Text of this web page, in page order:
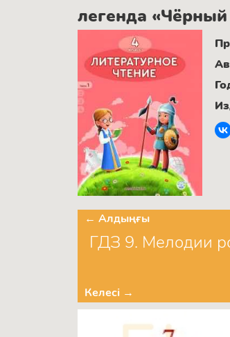
легенда
← Алдыңғы
ГДЗ 9. Мелодии
Келесі →